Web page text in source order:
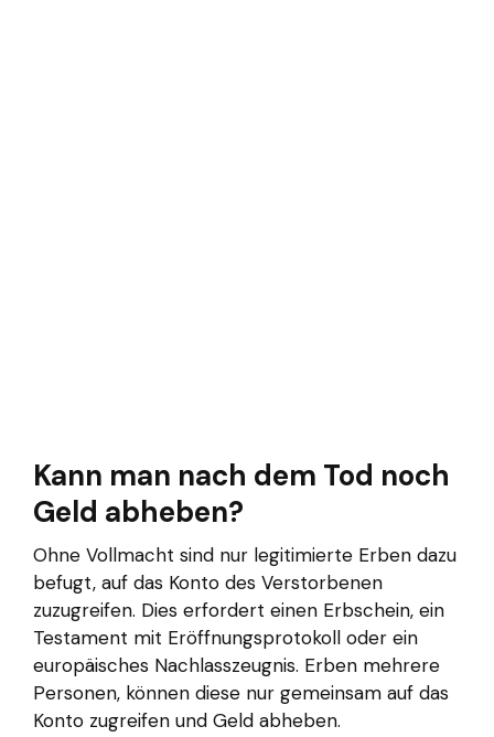
Kann man nach dem Tod noch
Geld abheben?
Ohne Vollmacht sind nur legitimierte Erben dazu
befugt, auf das Konto des Verstorbenen
zuzugreifen. Dies erfordert einen Erbschein, ein
Testament mit Eröffnungsprotokoll oder ein
europäisches Nachlasszeugnis. Erben mehrere
Personen, können diese nur gemeinsam auf das
Konto zugreifen und Geld abheben.